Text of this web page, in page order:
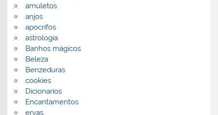
amuletos
anjos
apocrifos
astrologia
Banhos mágicos
Beleza
Benzeduras
cookies
Dicionarios
Encantamentos
ervas